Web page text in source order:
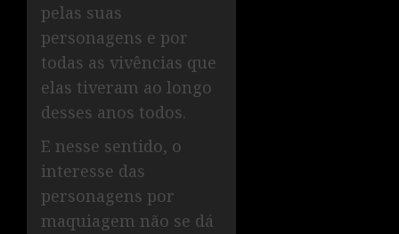
pelas suas
personagens e por
todas as vivências que
elas tiveram ao longo
desses anos todos.
E nesse sentido, o
interesse das
personagens por
maquiagem não se dá